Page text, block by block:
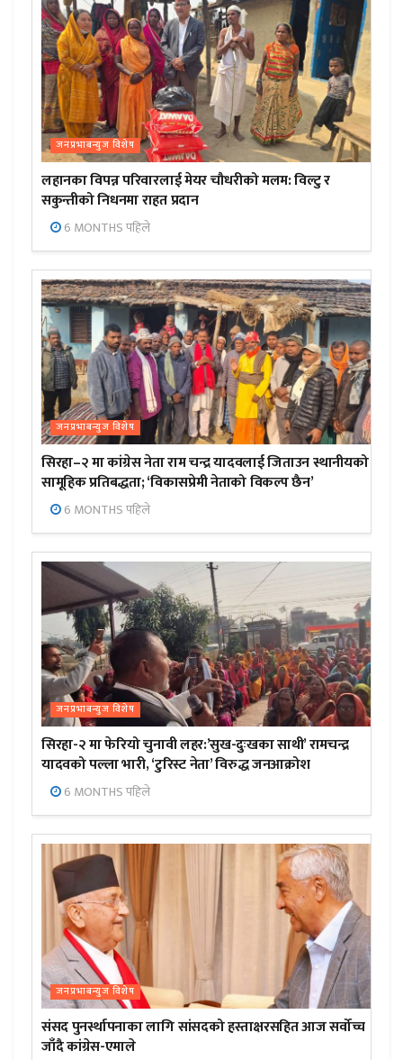
जनप्रभाबन्युज विशेष
लहानका विपन्न परिवारलाई मेयर चौधरीको मलम: विल्टु र
सकुन्तीको निधनमा राहत प्रदान
6 MONTHS पहिले
जनप्रभाबन्युज विशेष
सिरहा–२ मा कांग्रेस नेता राम चन्द्र यादवलाई जिताउन स्थानीयको
सामूहिक प्रतिबद्धता; ‘विकासप्रेमी नेताको विकल्प छैन’
6 MONTHS पहिले
जनप्रभाबन्युज विशेष
सिरहा-२ मा फेरियो चुनावी लहर:’सुख-दुःखका साथी’ रामचन्द्र
यादवको पल्ला भारी, ‘टुरिस्ट नेता’ विरुद्ध जनआक्रोश
6 MONTHS पहिले
जनप्रभाबन्युज विशेष
संसद पुनर्स्थापनाका लागि सांसदको हस्ताक्षरसहित आज सर्वोच्च
जाँदै कांग्रेस-एमाले